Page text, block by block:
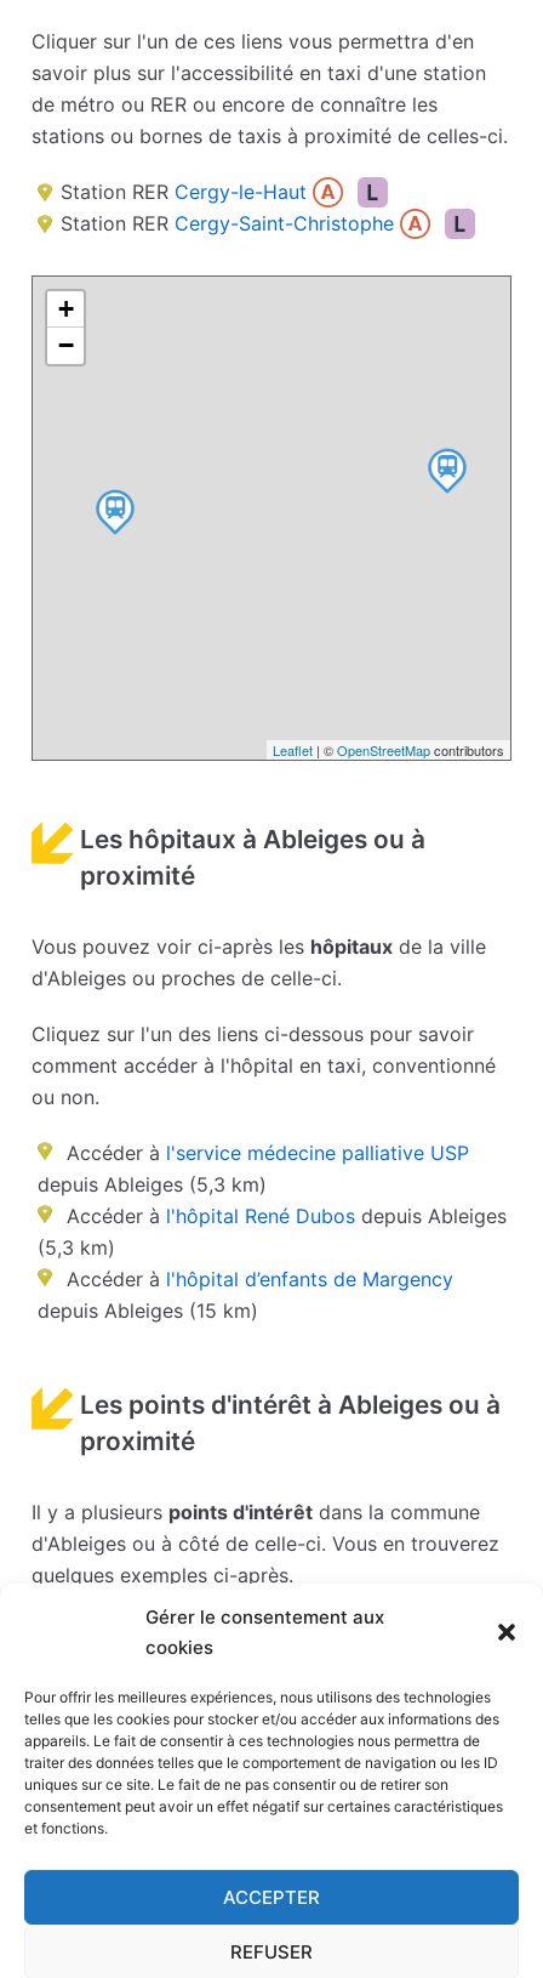
Gérer le consentement aux
cookies
Pour offrir les meilleures expériences, nous utilisons des technologies
telles que les cookies pour stocker et/ou accéder aux informations des
appareils. Le fait de consentir à ces technologies nous permettra de
traiter des données telles que le comportement de navigation ou les ID
uniques sur ce site. Le fait de ne pas consentir ou de retirer son
consentement peut avoir un effet négatif sur certaines caractéristiques
et fonctions.
ACCEPTER
REFUSER
Cliquer sur l'un de ces liens vous permettra d'en
savoir plus sur l'accessibilité en taxi d'une station
de métro ou RER ou encore de connaître les
stations ou bornes de taxis à proximité de celles-ci.
Station RER Cergy-le-Haut
Station RER Cergy-Saint-Christophe
+
−
Leaflet| ©OpenStreetMapcontributors
Les hôpitaux à Ableiges ou à
proximité
Vous pouvez voir ci-après les hôpitaux de la ville
d'Ableiges ou proches de celle-ci.
Cliquez sur l'un des liens ci-dessous pour savoir
comment accéder à l'hôpital en taxi, conventionné
ou non.
Accéder à l'service médecine palliative USP
depuis Ableiges (5,3 km)
Accéder à l'hôpital René Dubos depuis Ableiges
(5,3 km)
Accéder à l'hôpital d’enfants de Margency
depuis Ableiges (15 km)
Les points d'intérêt à Ableiges ou à
proximité
Il y a plusieurs points d'intérêt dans la commune
d'Ableiges ou à côté de celle-ci. Vous en trouverez
quelques exemples ci-après.
Les points d'intérêts sont généralement bien
desservis en matière de transports. Si vous cliquez
sur l'un des liens ci-dessous, vous en saurez plus
sur l'accessibilité en taxi et la proximité des
stations de taxis du point d'intérêt en question.
Stade Paris la défense arena(17 km)
Hippodrome de Saint-Cloud(19 km)
Centre aquatique de Neuilly-sur-Seine
Hippodrome Paris-Longchamp